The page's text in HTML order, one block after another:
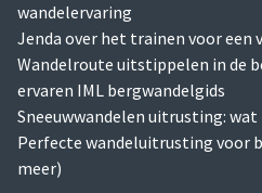
wandelervaring
Jenda over het trainen voor
Wandelroute uitstippelen in de
ervaren IML bergwandelgids
Sneeuwwandelen uitrusting: wat
Perfecte wandeluitrusting voor
meer)